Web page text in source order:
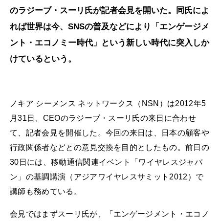
のラジーブ・スーリ氏が記者会見を開いた。同氏によ
れば世界は今、SNSの普及などにより「エンゲージメ
ント・エコノミー時代」という新しい時代に突入しか
けているという。
ノキア シーメンス ネットワークス（NSN）は2012年5
月31日、CEOのラジーブ・スーリ氏の来日に合わせ
て、記者会見を開催した。今回の来日は、日本の顧客や
行政関係者などとの意見交換を目的としたもの。前日の
30日には、移動通信関連イベント「ワイヤレスジャパ
ン」の基調講演（アジアワイヤレスサミット2012）で
講師も務めている。
会見ではまずスーリ氏が、「エンゲージメント・エコノ